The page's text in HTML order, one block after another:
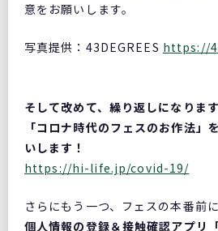
意をお願いします。
写真提供：43DEGREES https://
そして改めて、繰り返しになります
「コロナ時代のフェスのお作法」
いします！
https://hi-life.jp/covid-19/
さらにもう一つ、フェスの本番前に
個人情報の登録＆接触確認アプリ